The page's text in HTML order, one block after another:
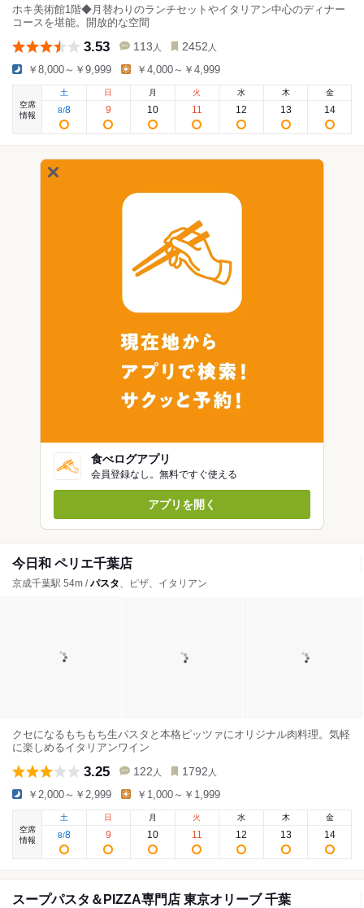
ホキ美術館1階◆月替わりのランチセットやイタリアン中心のディナー
コースを堪能。開放的な空間
3.53 113 人 2452 人
￥8,000～￥9,999 ￥4,000～￥4,999
空席
情報
土
8/8
日
9
月
10
火
11
水
12
木
13
金
14
食べログアプリ
会員登録なし。無料ですぐ使える
アプリを開く
今日和 ペリエ千葉店
京成千葉駅 54m /パスタ、ピザ、イタリアン
クセになるもちもち生パスタと本格ピッツァにオリジナル肉料理。気軽
に楽しめるイタリアンワイン
3.25 122 人 1792 人
￥2,000～￥2,999 ￥1,000～￥1,999
空席
情報
土
8/8
日
9
月
10
火
11
水
12
木
13
金
14
スープパスタ＆PIZZA専門店 東京オリーブ 千葉